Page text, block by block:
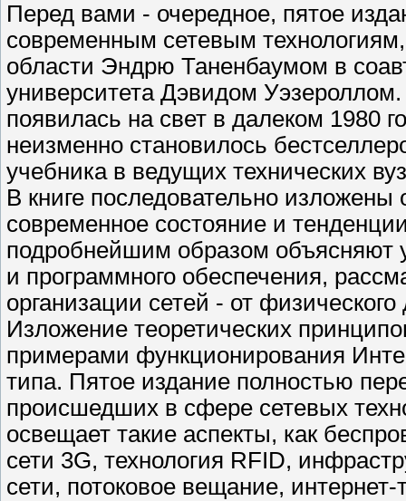
Перед вами - очередное, пятое
современным сетевым
области Эндрю Таненбаумом в
университета Дэвидом Уэзероллом.
появилась на свет в далеком 1980
неизменно становилось
учебника в ведущих технических
В книге последовательно
современное состояние и
подробнейшим образом объясняют
и программного обеспечения,
организации сетей - от
Изложение теоретических
примерами функционирования
типа. Пятое издание полностью
происшедших в сфере сетевых
освещает такие аспекты, как
сети 3G, технология RFID,
сети, потоковое вещание,